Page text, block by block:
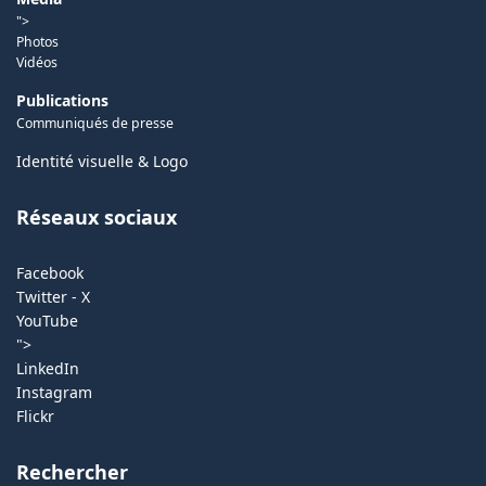
">
Photos
Vidéos
Publications
Communiqués de presse
Identité visuelle & Logo
Réseaux sociaux
Facebook
Twitter - X
YouTube
">
LinkedIn
Instagram
Flickr
Rechercher